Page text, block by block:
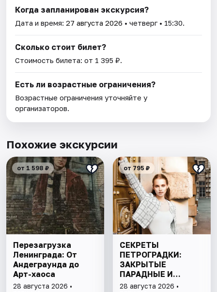
Когда запланирован экскурсия?
Дата и время:27 августа 2026 • четверг • 15:30.
Сколько стоит билет?
Стоимость билета: от 1 395 ₽.
Есть ли возрастные ограничения?
Возрастные ограничения уточняйте у
организаторов.
Похожие экскурсии
от 1 598 ₽
Перезагрузка
Ленинграда: От
Андеграунда до
Арт-хаоса
28 августа 2026 •
от 795 ₽
СЕКРЕТЫ
ПЕТРОГРАДКИ:
ЗАКРЫТЫЕ
ПАРАДНЫЕ И
ДВОРЫ-КОЛОДЦЫ
28 августа 2026 •